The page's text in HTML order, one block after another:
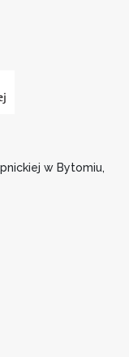
w Bytomiu,